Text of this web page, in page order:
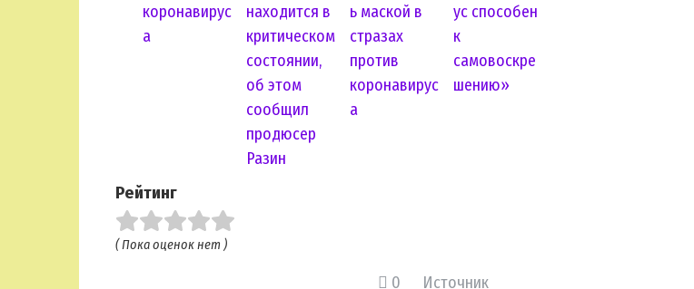
коронавирус
а
находится в
критическом
состоянии,
об этом
сообщил
продюсер
Разин
ь маской в
стразах
против
коронавирус
а
ус способен
к
самовоскре
шению»
Рейтинг
( Пока оценок нет )
0 Источник